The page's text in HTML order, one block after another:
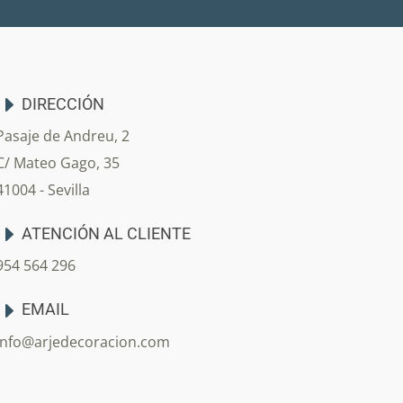
DIRECCIÓN
de Andreu, 2
Mateo Gago, 35
- Sevilla
ATENCIÓN AL CLIENTE
564 296
EMAIL